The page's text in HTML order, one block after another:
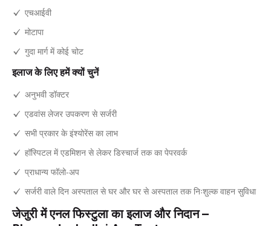
एचआईवी
मोटापा
गुदा मार्ग में कोई चोट
इलाज के लिए हमें क्यों चुनें
अनुभवी डॉक्टर
एडवांस लेजर उपकरण से सर्जरी
सभी प्रकार के इंश्योरेंस का लाभ
हॉस्पिटल में एडमिशन से लेकर डिस्चार्ज तक का पेपरवर्क
प्राधान्य फॉलो-अप
सर्जरी वाले दिन अस्पताल से घर और घर से अस्पताल तक निःशुल्क वाहन सुविधा
जेजुरी में एनल फिस्टुला का इलाज और निदान –